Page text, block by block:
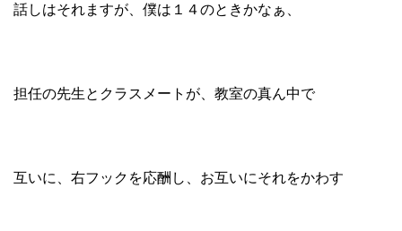
話しはそれますが、僕は１４のときかなぁ、
担任の先生とクラスメートが、教室の真ん中で
互いに、右フックを応酬し、お互いにそれをかわす